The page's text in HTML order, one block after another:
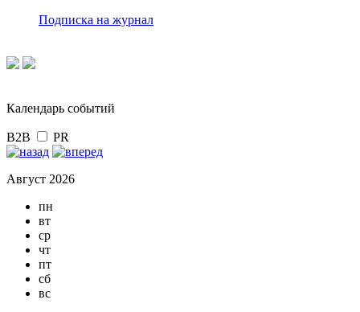
Подписка на журнал
Календарь событий
B2B PR
Август 2026
пн
вт
ср
чт
пт
сб
вс